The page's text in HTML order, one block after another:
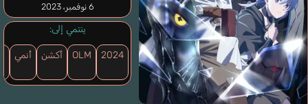
6 نوفمبر، 2023
ينتمي إلى:
2024
OLM أكشن أنمي